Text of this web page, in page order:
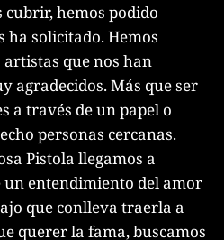
cubrir, hemos podido
ha solicitado. Hemos
que nos han
agradecidos. Más que ser
a través de un papel o
personas cercanas.
Pistola llegamos a
un entendimiento del amor
que conlleva traerla a
querer la fama, buscamos